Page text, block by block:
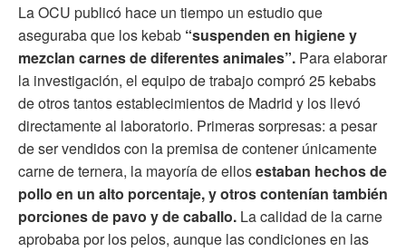
La OCU publicó hace un tiempo un estudio que
aseguraba que los kebab “suspenden en higiene y
mezclan carnes de diferentes animales”. Para elaborar
la investigación, el equipo de trabajo compró 25 kebabs
de otros tantos establecimientos de Madrid y los llevó
directamente al laboratorio. Primeras sorpresas: a pesar
de ser vendidos con la premisa de contener únicamente
carne de ternera, la mayoría de ellosestaban hechos de
pollo en un alto porcentaje, y otros contenían también
porciones de pavo y de caballo. La calidad de la carne
aprobaba por los pelos, aunque las condiciones en las